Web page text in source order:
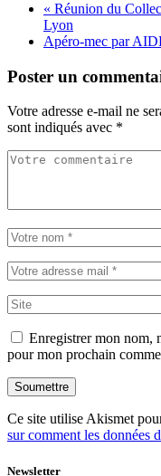
« Réunion du
Lyon
Apéro-mec par
Poster un
Votre adresse e-mail ne
sont indiqués avec *
Enregistrer mon nom,
pour mon prochain
Soumettre
Ce site utilise Akismet
sur comment les données
Newsletter